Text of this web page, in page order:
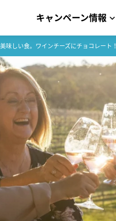
キャンペーン情報
味しい食。ワインチーズにチョコレート！